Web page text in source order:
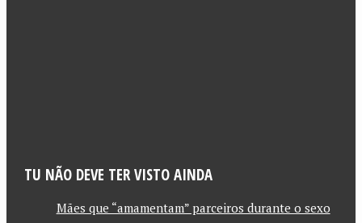
TU NÃO DEVE TER VISTO AINDA
Mães que “amamentam” parceiros durante o sexo